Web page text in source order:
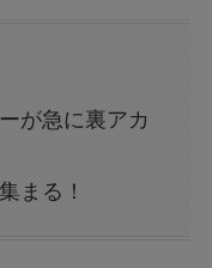
が急に裏アカ
まる！